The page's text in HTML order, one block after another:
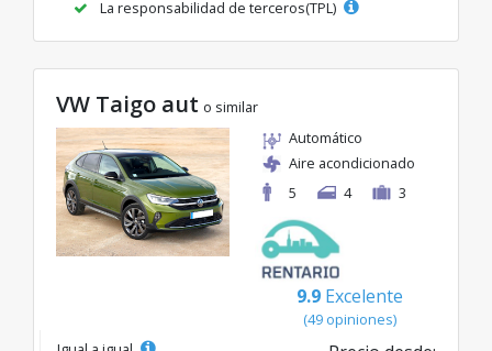
La responsabilidad de terceros(TPL)
VW Taigo aut o similar
Automático
Aire acondicionado
5
4 3
9.9 Excelente
(49 opiniones)